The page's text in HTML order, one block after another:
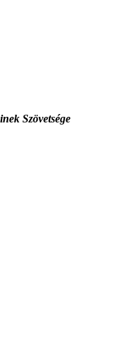
Szövetsége